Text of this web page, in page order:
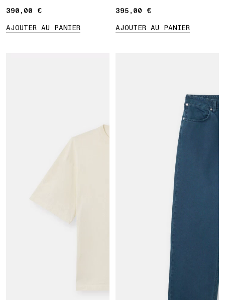
390,00 €
390,00 €
AJOUTER AU PANIER
395,00 €
395,00 €
AJOUTER AU PANIER